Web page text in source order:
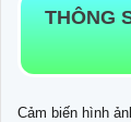
THÔNG
Cảm biến hình